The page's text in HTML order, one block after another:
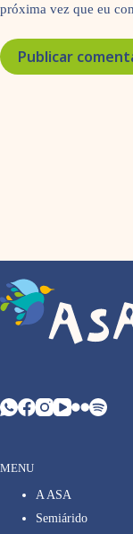
próxima vez que eu
Publicar
MENU
A ASA
Semiárido